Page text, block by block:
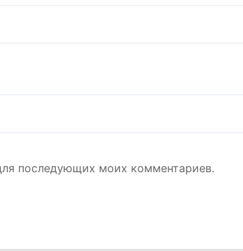
последующих моих комментариев.